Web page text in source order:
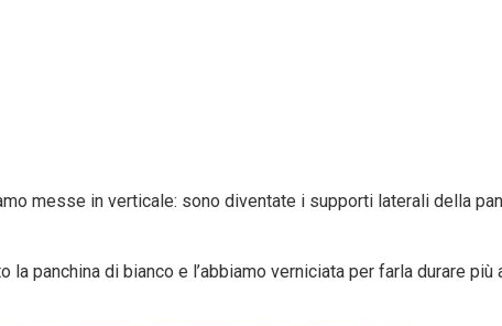
messe in verticale: sono diventate i supporti laterali della
panchina di bianco e l’abbiamo verniciata per farla durare